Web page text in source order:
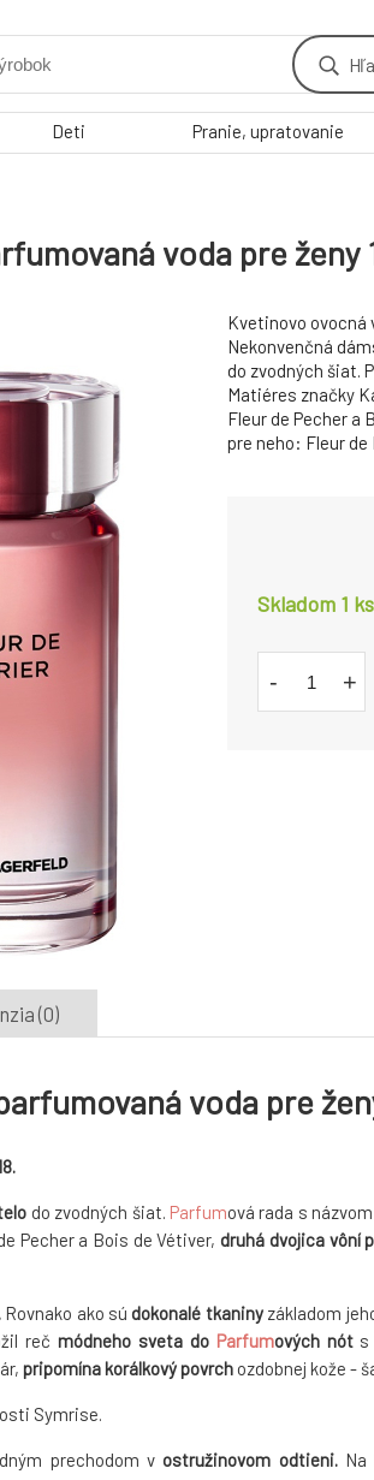
Deti Pranie, upratovanie
voda pre ženy
Kvetinovo ovocná
Nekonvenčná
do zvodných šiat.
Matiéres značky
Fleur de Pecher a
pre neho: Fleur de
Skladom 1 ks
- +
(0)
voda pre
do zvodných šiat. Parfumová rada s názvom
Pecher a Bois de Vétiver, druhá dvojica vôní
Rovnako ako sú dokonalé tkaninyzákladom
reč módneho sveta do Parfumových nóts
pripomína korálkový povrch ozdobnej kože -
Symrise.
prechodom v ostružinovom odtieni.Na